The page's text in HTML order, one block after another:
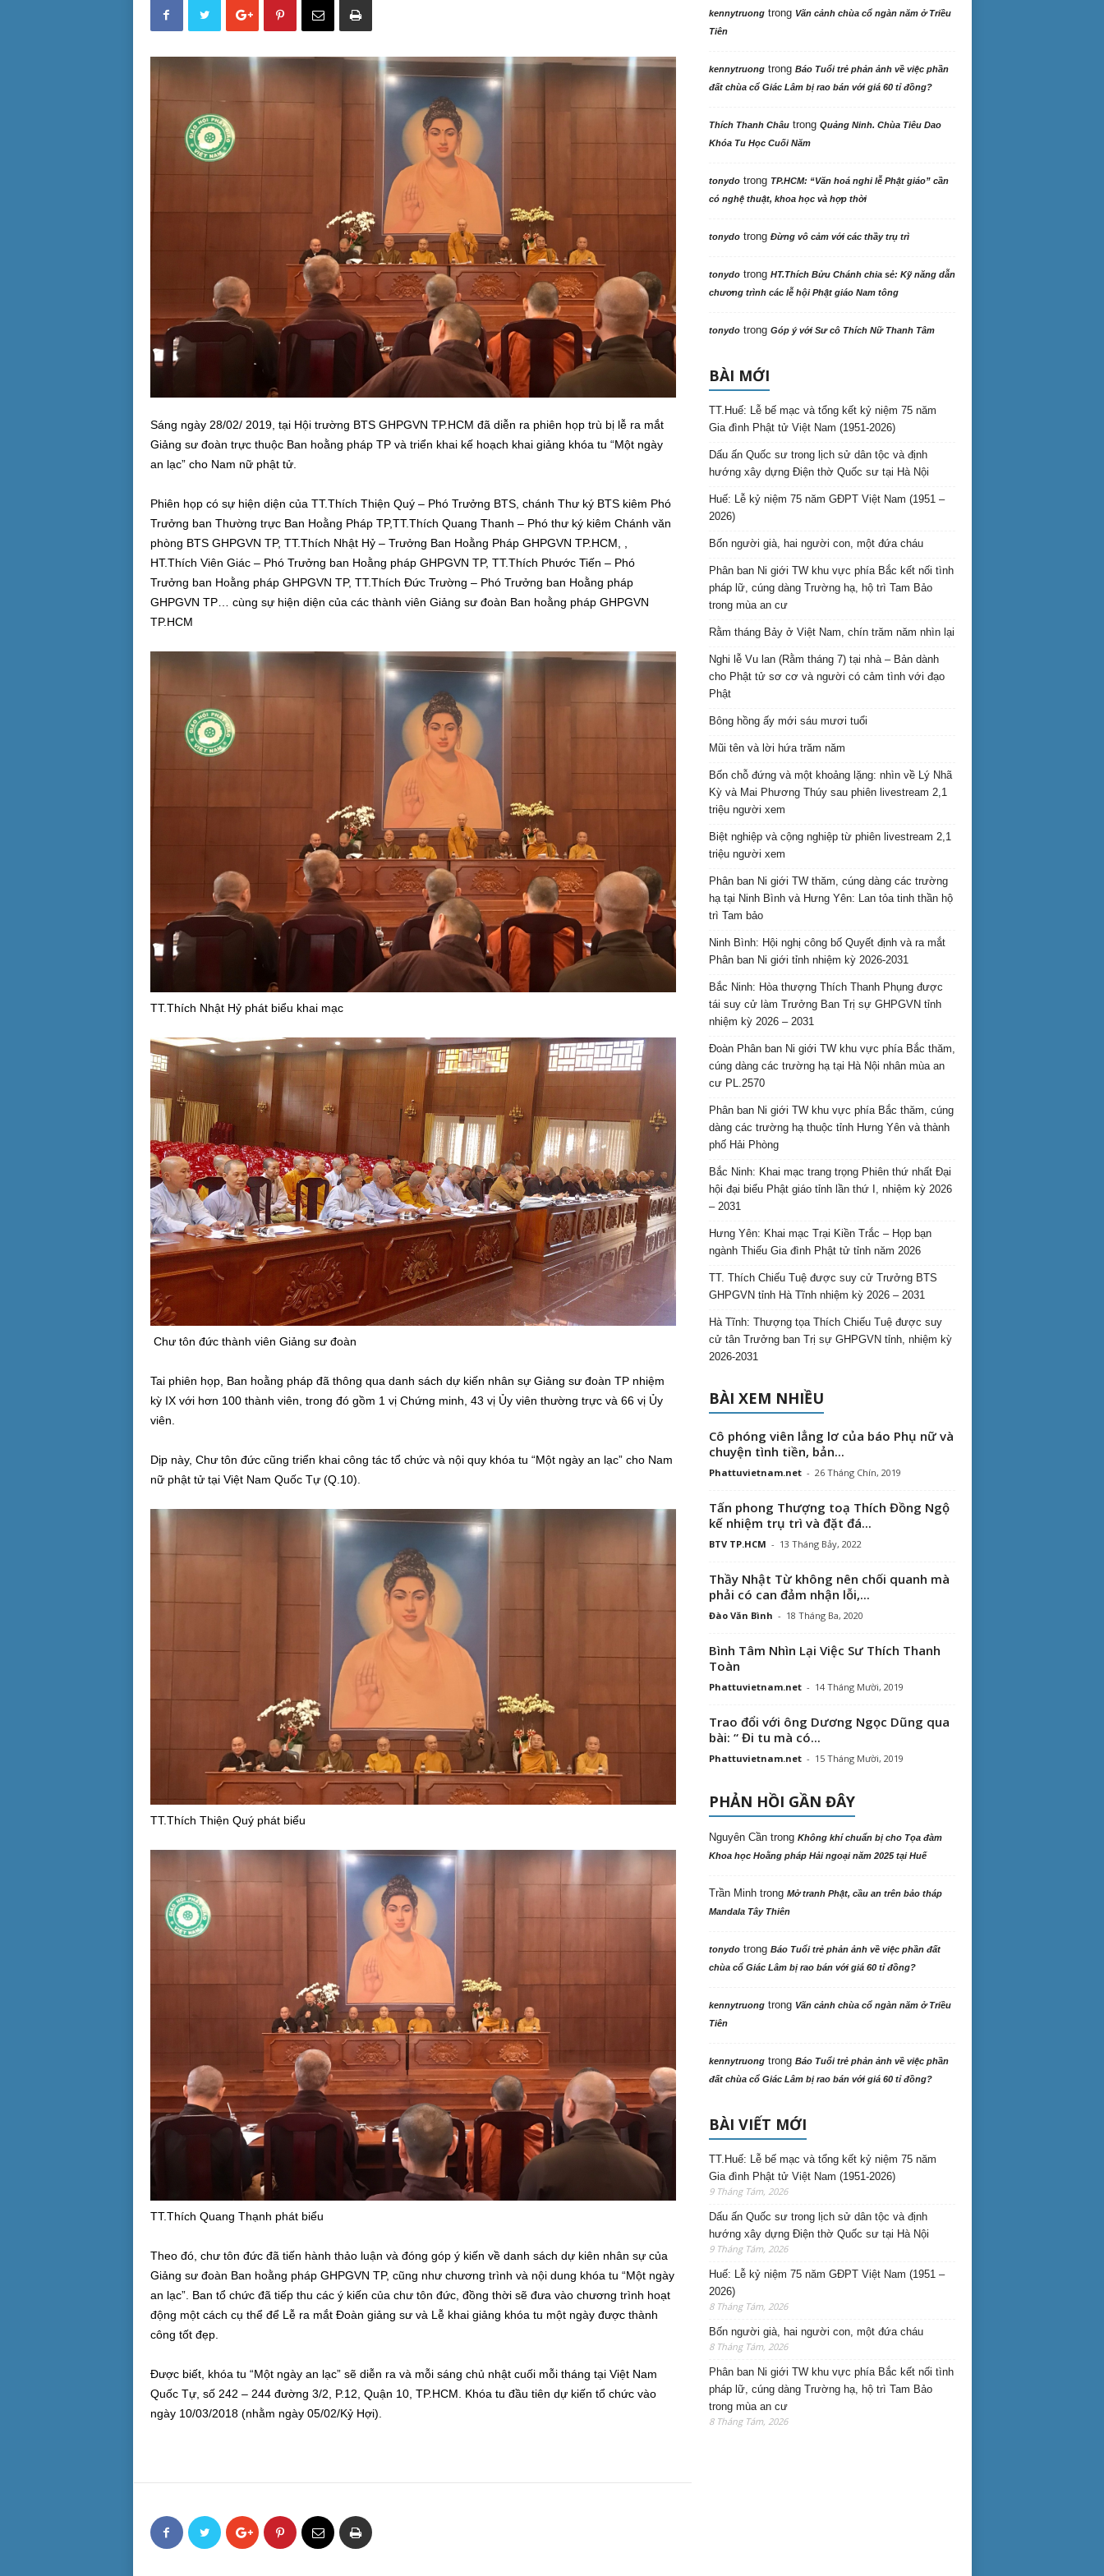
Sáng ngày 28/02/ 2019, tại Hội trường BTS GHPGVN TP.HCM đã diễn ra phiên họp trù bị lễ ra mắt
Giảng sư đoàn trực thuộc Ban hoằng pháp TP và triển khai kế hoạch khai giảng khóa tu “Một ngày
an lạc” cho Nam nữ phật tử.
Phiên họp có sự hiện diện của TT.Thích Thiện Quý – Phó Trưởng BTS, chánh Thư ký BTS kiêm Phó
Trưởng ban Thường trực Ban Hoằng Pháp TP,TT.Thích Quang Thanh – Phó thư ký kiêm Chánh văn
phòng BTS GHPGVN TP, TT.Thích Nhật Hỷ – Trưởng Ban Hoằng Pháp GHPGVN TP.HCM, ,
HT.Thích Viên Giác – Phó Trưởng ban Hoằng pháp GHPGVN TP, TT.Thích Phước Tiến – Phó
Trưởng ban Hoằng pháp GHPGVN TP, TT.Thích Đức Trường – Phó Trưởng ban Hoằng pháp
GHPGVN TP… cùng sự hiện diện của các thành viên Giảng sư đoàn Ban hoằng pháp GHPGVN
TP.HCM
TT.Thích Nhật Hỷ phát biểu khai mạc
Chư tôn đức thành viên Giảng sư đoàn
Tai phiên họp, Ban hoằng pháp đã thông qua danh sách dự kiến nhân sự Giảng sư đoàn TP nhiệm
kỳ IX với hơn 100 thành viên, trong đó gồm 1 vị Chứng minh, 43 vị Ủy viên thường trực và 66 vị Ủy
viên.
Dịp này, Chư tôn đức cũng triển khai công tác tổ chức và nội quy khóa tu “Một ngày an lạc” cho Nam
nữ phật tử tại Việt Nam Quốc Tự (Q.10).
TT.Thích Thiện Quý phát biểu
TT.Thích Quang Thạnh phát biểu
Theo đó, chư tôn đức đã tiến hành thảo luận và đóng góp ý kiến về danh sách dự kiên nhân sự của
Giảng sư đoàn Ban hoằng pháp GHPGVN TP, cũng như chương trình và nội dung khóa tu “Một ngày
an lạc”. Ban tổ chức đã tiếp thu các ý kiến của chư tôn đức, đồng thời sẽ đưa vào chương trình hoạt
động một cách cụ thể để Lễ ra mắt Đoàn giảng sư và Lễ khai giảng khóa tu một ngày được thành
công tốt đẹp.
Được biết, khóa tu “Một ngày an lạc” sẽ diễn ra và mỗi sáng chủ nhật cuối mỗi tháng tại Việt Nam
Quốc Tự, số 242 – 244 đường 3/2, P.12, Quận 10, TP.HCM. Khóa tu đầu tiên dự kiến tổ chức vào
ngày 10/03/2018 (nhằm ngày 05/02/Kỷ Hợi).
kennytruongtrong Vãn cảnh chùa cổ ngàn năm ở Triều
Tiên
kennytruongtrong Báo Tuổi trẻ phản ảnh về việc phần
đất chùa cổ Giác Lâm bị rao bán với giá 60 tỉ đồng?
Thích Thanh Châutrong Quảng Ninh. Chùa Tiêu Dao
Khóa Tu Học Cuối Năm
tonydotrong TP.HCM: “Văn hoá nghi lễ Phật giáo” cần
có nghệ thuật, khoa học và hợp thời
tonydotrong Đừng vô cảm với các thầy trụ trì
tonydotrong HT.Thích Bửu Chánh chia sẻ: Kỹ năng dẫn
chương trình các lễ hội Phật giáo Nam tông
tonydotrong Góp ý với Sư cô Thích Nữ Thanh Tâm
BÀI MỚI
TT.Huế: Lễ bế mạc và tổng kết kỷ niệm 75 năm
Gia đình Phật tử Việt Nam (1951-2026)
Dấu ấn Quốc sư trong lịch sử dân tộc và định
hướng xây dựng Điện thờ Quốc sư tại Hà Nội
Huế: Lễ kỷ niệm 75 năm GĐPT Việt Nam (1951 –
2026)
Bốn người già, hai người con, một đứa cháu
Phân ban Ni giới TW khu vực phía Bắc kết nối tình
pháp lữ, cúng dàng Trường hạ, hộ trì Tam Bảo
trong mùa an cư
Rằm tháng Bảy ở Việt Nam, chín trăm năm nhìn lại
Nghi lễ Vu lan (Rằm tháng 7) tại nhà – Bản dành
cho Phật tử sơ cơ và người có cảm tình với đạo
Phật
Bông hồng ấy mới sáu mươi tuổi
Mũi tên và lời hứa trăm năm
Bốn chỗ đứng và một khoảng lặng: nhìn về Lý Nhã
Kỳ và Mai Phương Thúy sau phiên livestream 2,1
triệu người xem
Biệt nghiệp và cộng nghiệp từ phiên livestream 2,1
triệu người xem
Phân ban Ni giới TW thăm, cúng dàng các trường
hạ tại Ninh Bình và Hưng Yên: Lan tỏa tinh thần hộ
trì Tam bảo
Ninh Bình: Hội nghị công bố Quyết định và ra mắt
Phân ban Ni giới tỉnh nhiệm kỳ 2026-2031
Bắc Ninh: Hòa thượng Thích Thanh Phụng được
tái suy cử làm Trưởng Ban Trị sự GHPGVN tỉnh
nhiệm kỳ 2026 – 2031
Đoàn Phân ban Ni giới TW khu vực phía Bắc thăm,
cúng dàng các trường hạ tại Hà Nội nhân mùa an
cư PL.2570
Phân ban Ni giới TW khu vực phía Bắc thăm, cúng
dàng các trường hạ thuộc tỉnh Hưng Yên và thành
phố Hải Phòng
Bắc Ninh: Khai mạc trang trọng Phiên thứ nhất Đại
hội đại biểu Phật giáo tỉnh lần thứ I, nhiệm kỳ 2026
– 2031
Hưng Yên: Khai mạc Trại Kiền Trắc – Họp bạn
ngành Thiếu Gia đình Phật tử tỉnh năm 2026
TT. Thích Chiếu Tuệ được suy cử Trưởng BTS
GHPGVN tỉnh Hà Tĩnh nhiệm kỳ 2026 – 2031
Hà Tĩnh: Thượng tọa Thích Chiếu Tuệ được suy
cử tân Trưởng ban Trị sự GHPGVN tỉnh, nhiệm kỳ
2026-2031
BÀI XEM NHIỀU
Cô phóng viên lẳng lơ của báo Phụ nữ và
chuyện tình tiền, bản...
Phattuvietnam.net - 26 Tháng Chín, 2019
Tấn phong Thượng toạ Thích Đồng Ngộ
kế nhiệm trụ trì và đặt đá...
BTV TP.HCM - 13 Tháng Bảy, 2022
Thầy Nhật Từ không nên chối quanh mà
phải có can đảm nhận lỗi,...
Đào Văn Bình - 18 Tháng Ba, 2020
Bình Tâm Nhìn Lại Việc Sư Thích Thanh
Toàn
Phattuvietnam.net - 14 Tháng Mười, 2019
Trao đổi với ông Dương Ngọc Dũng qua
bài: “ Đi tu mà có...
Phattuvietnam.net - 15 Tháng Mười, 2019
PHẢN HỒI GẦN ĐÂY
Nguyên Cầntrong Không khí chuẩn bị cho Tọa đàm
Khoa học Hoằng pháp Hải ngoại năm 2025 tại Huế
Trần Minhtrong Mở tranh Phật, cầu an trên bảo tháp
Mandala Tây Thiên
tonydotrong Báo Tuổi trẻ phản ảnh về việc phần đất
chùa cổ Giác Lâm bị rao bán với giá 60 tỉ đồng?
kennytruongtrong Vãn cảnh chùa cổ ngàn năm ở Triều
Tiên
kennytruongtrong Báo Tuổi trẻ phản ảnh về việc phần
đất chùa cổ Giác Lâm bị rao bán với giá 60 tỉ đồng?
BÀI VIẾT MỚI
TT.Huế: Lễ bế mạc và tổng kết kỷ niệm 75 năm
Gia đình Phật tử Việt Nam (1951-2026)
9 Tháng Tám, 2026
Dấu ấn Quốc sư trong lịch sử dân tộc và định
hướng xây dựng Điện thờ Quốc sư tại Hà Nội
9 Tháng Tám, 2026
Huế: Lễ kỷ niệm 75 năm GĐPT Việt Nam (1951 –
2026)
8 Tháng Tám, 2026
Bốn người già, hai người con, một đứa cháu
8 Tháng Tám, 2026
Phân ban Ni giới TW khu vực phía Bắc kết nối tình
pháp lữ, cúng dàng Trường hạ, hộ trì Tam Bảo
trong mùa an cư
8 Tháng Tám, 2026